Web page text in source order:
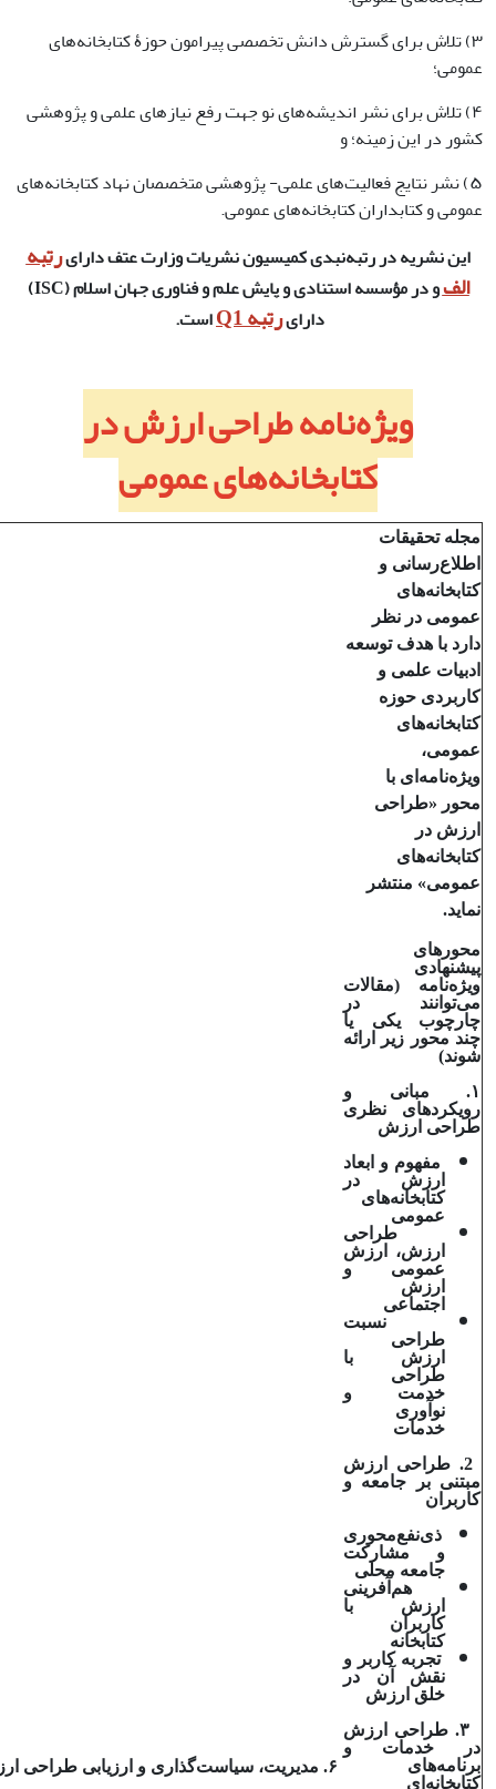
۳) تلاش برای گسترش دانش تخصصی پیرامون حوزۀ کتابخانه‌‎های
عمومی؛
۴) تلاش برای نشر اندیشه‌‎های نو جهت رفع نیازهای علمی و پژوهشی
کشور در این زمینه؛ و
۵) نشر نتایج فعالیت‎‌های علمی- پژوهشی متخصصان نهاد کتابخانه‌های
عمومی و کتابداران کتابخانه‌های عمومی.
این نشریه در رتبه‌نبدی کمیسیون نشریات وزارت عتف دارایرتبه
الف
و در مؤسسه استنادی و پایش علم و فناوری جهان اسلام (ISC)
دارایرتبه Q1 است.
ویژه‌نامه طراحی ارزش در
کتابخانه‌های عمومی
مجله تحقیقات
اطلاع‌رسانی و
کتابخانه‌های
عمومی در نظر
دارد با هدف توسعه
ادبیات علمی و
کاربردی حوزه
کتابخانه‌های
عمومی،
ویژه‌نامه‌ای با
محور «طراحی
ارزش در
کتابخانه‌های
عمومی» منتشر
نماید.
محورهای
پیشنهادی
ویژه‌نامه (مقالات
می‌توانند در
چارچوب یکی یا
چند محور زیر ارائه
شوند)
۱. مبانی و
رویکردهای نظری
طراحی ارزش
مفهوم و ابعاد
ارزش در
کتابخانه‌های
عمومی
طراحی
ارزش، ارزش
عمومی و
ارزش
اجتماعی
نسبت
طراحی
ارزش با
طراحی
خدمت و
نوآوری
خدمات
2. طراحی ارزش
مبتنی بر جامعه و
کاربران
ذی‌نفع‌محوری
و مشارکت
جامعه محلی
هم‌آفرینی
ارزش با
کاربران
کتابخانه
تجربه کاربر و
نقش آن در
خلق ارزش
۳. طراحی ارزش
در خدمات و
برنامه‌های
کتابخانه‌ای
۶. مدیریت، سیاست‌گذاری و ارزیابی طراحی